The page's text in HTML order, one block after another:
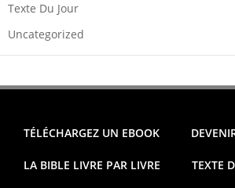
Texte Du Jour
Uncategorized
TÉLÉCHARGEZ UN EBOOK
LA BIBLE LIVRE PAR LIVRE TEXTE